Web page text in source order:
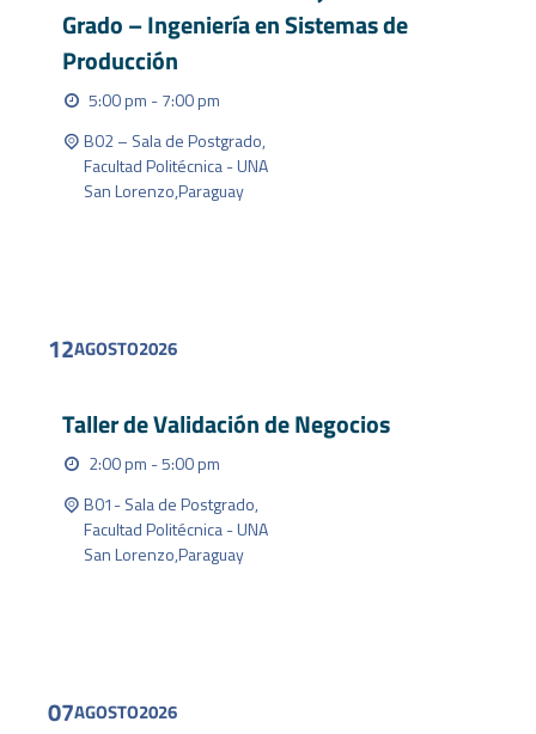
Grado – Ingeniería en Sistemas de
Producción
5:00 pm - 7:00 pm
B02 – Sala de Postgrado,
Facultad Politécnica - UNA
San Lorenzo,Paraguay
12AGOSTO2026
Taller de Validación de Negocios
2:00 pm - 5:00 pm
B01- Sala de Postgrado,
Facultad Politécnica - UNA
San Lorenzo,Paraguay
07AGOSTO2026